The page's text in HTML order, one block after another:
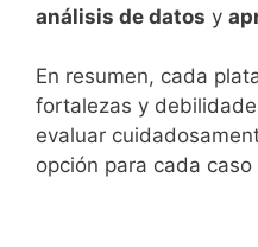
análisis de datos y
En resumen, cada
fortalezas y
evaluar
opción para cada